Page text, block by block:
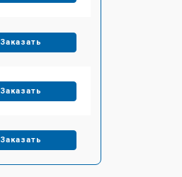
Заказать
Заказать
Заказать